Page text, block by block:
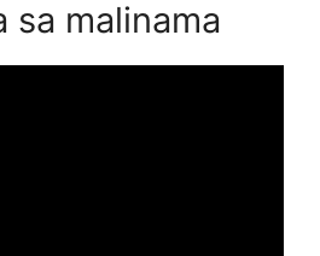
sa malinama